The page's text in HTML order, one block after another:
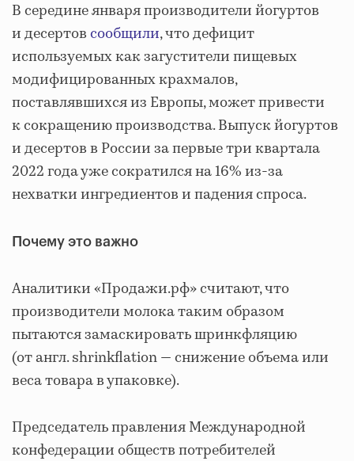
В середине января производители йогуртов
и десертовсообщили, что дефицит
используемых как загустители пищевых
модифицированных крахмалов,
поставлявшихся из Европы, может привести
к сокращению производства. Выпуск йогуртов
и десертов в России за первые три квартала
2022 года уже сократился на 16% из-за
нехватки ингредиентов и падения спроса.
Почему это важно
Аналитики «Продажи.рф» считают, что
производители молока таким образом
пытаются замаскировать шринкфляцию
(от англ. shrinkflation — снижение объема или
веса товара в упаковке).
Председатель правления Международной
конфедерации обществ потребителей